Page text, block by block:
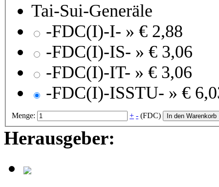
Tai-Sui-Generäle
-FDC(I)-I- » € 2,88
-FDC(I)-IS- » € 3,06
-FDC(I)-IT- » € 3,06
-FDC(I)-ISSTU- » €
Menge: + - (FDC) In den Warenkorb
Herausgeber: